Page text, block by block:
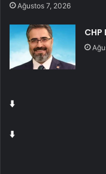
Ağustos 7, 2026
⬇️
⬇️